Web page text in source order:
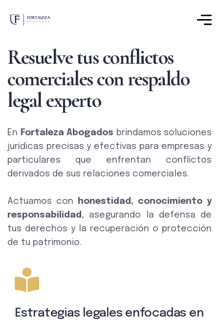
Resuelve tus conflictos
comerciales con respaldo
legal experto
En Fortaleza Abogados brindamos soluciones
jurídicas precisas y efectivas para empresas y
particulares que enfrentan conflictos
derivados de sus relaciones comerciales.
Actuamos con
honestidad, conocimiento y
responsabilidad , asegurando la defensa de
tus derechos y la recuperación o protección
de tu patrimonio.
Estrategias legales enfocadas en